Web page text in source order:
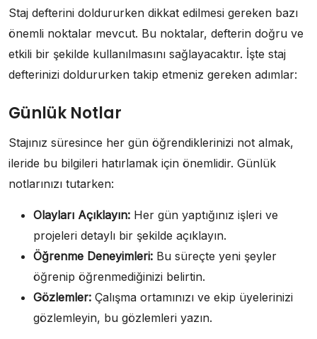
Staj defterini doldururken dikkat edilmesi gereken bazı
önemli noktalar mevcut. Bu noktalar, defterin doğru ve
etkili bir şekilde kullanılmasını sağlayacaktır. İşte staj
defterinizi doldururken takip etmeniz gereken adımlar:
Günlük Notlar
Stajınız süresince her gün öğrendiklerinizi not almak,
ileride bu bilgileri hatırlamak için önemlidir. Günlük
notlarınızı tutarken:
Olayları Açıklayın: Her gün yaptığınız işleri ve
projeleri detaylı bir şekilde açıklayın.
Öğrenme Deneyimleri: Bu süreçte yeni şeyler
öğrenip öğrenmediğinizi belirtin.
Gözlemler: Çalışma ortamınızı ve ekip üyelerinizi
gözlemleyin, bu gözlemleri yazın.